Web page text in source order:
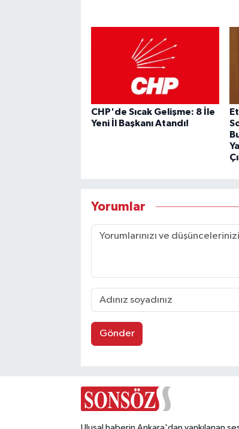
CHP'de Sıcak Gelişme: 8 İle
Yeni İl Başkanı Atandı!
Yorumlar
Gönder